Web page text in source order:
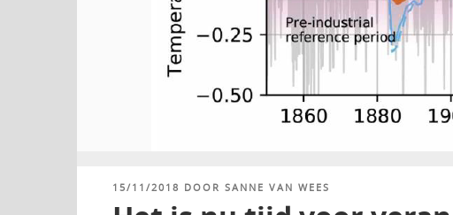
GEPLAATST
15/11/2018 DOOR SANNE VAN WEES